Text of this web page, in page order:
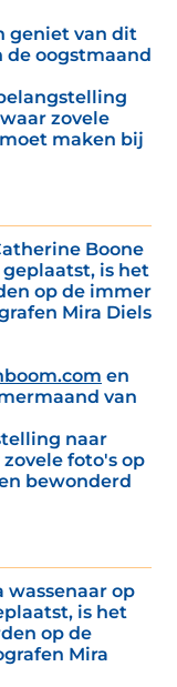
geniet van dit
oogstmaand
zovele
maken bij
Boone
geplaatst, is het
op de immer
Mira Diels
en
van
naar
foto's op
bewonderd
op
is het
op de
Mira